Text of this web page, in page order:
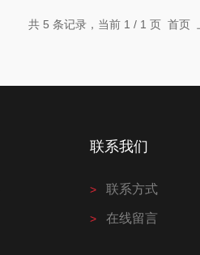
共 5 条记录，当前 1 / 1 页 首
联系我们
联系方式
在线留言